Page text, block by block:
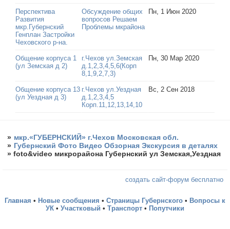
Перспектива
Развития
мкр.Губернский
Генплан Застройки
Чеховского р-на.
Обсуждение общих
вопросов Решаем
Проблемы мкрайона
Пн, 1 Июн 2020
Общение корпуса 1
(ул Земская д 2)
г.Чехов ул.Земская
д.1,2,3,4,5,6(Корп
8,1,9,2,7,3)
Пн, 30 Мар 2020
Общение корпуса 13
(ул Уездная д 3)
г.Чехов ул.Уездная
д.1,2,3,4,5
Корп.11,12,13,14,10
Вс, 2 Сен 2018
» мкр.«ГУБЕРНСКИЙ» г.Чехов Московская обл.
» Губернский Фото Видео Обзорная Экскурсия в деталях
»foto&video микрорайона Губернский ул Земская,Уездная
создать сайт-форум бесплатно
Главная • Новые сообщения • Страницы Губернского • Вопросы к
УК • Участковый • Транспорт • Попутчики